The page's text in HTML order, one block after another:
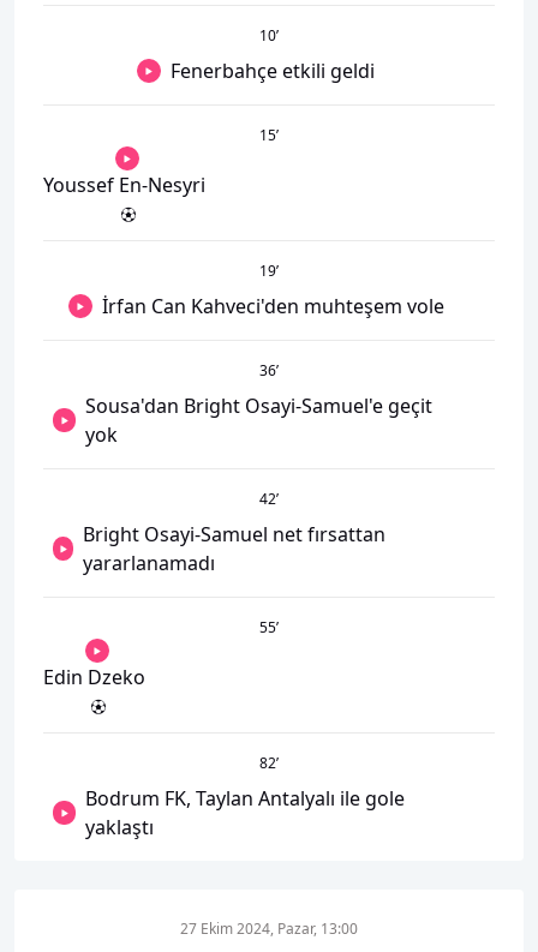
10’
Fenerbahçe etkili geldi
15’
Youssef En-Nesyri
19’
İrfan Can Kahveci'den muhteşem vole
36’
Sousa'dan Bright Osayi-Samuel'e geçit
yok
42’
Bright Osayi-Samuel net fırsattan
yararlanamadı
55’
Edin Dzeko
82’
Bodrum FK, Taylan Antalyalı ile gole
yaklaştı
27 Ekim 2024, Pazar, 13:00